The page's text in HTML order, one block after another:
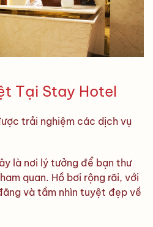
Tại Stay Hotel
trải nghiệm các dịch vụ
là nơi lý tưởng để bạn thư
quan. Hồ bơi rộng rãi, với
và tầm nhìn tuyệt đẹp về